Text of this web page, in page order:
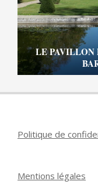
LE PAVILLON
Politique de
Mentions légales